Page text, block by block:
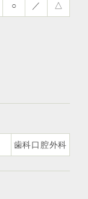
○ ／ △
歯科口腔外科